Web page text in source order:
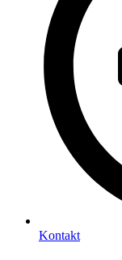
Kontakt